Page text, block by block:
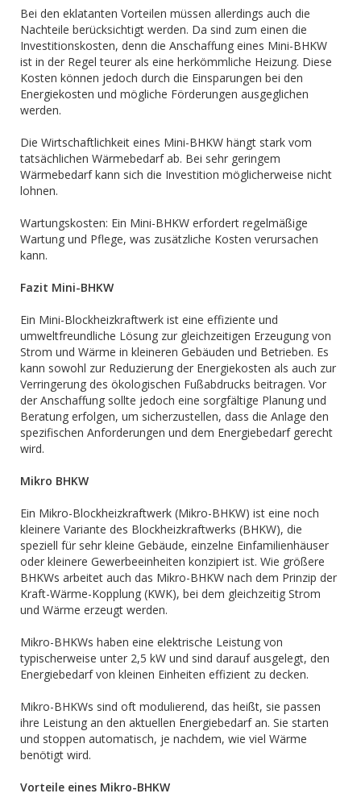
Bei den eklatanten Vorteilen müssen allerdings auch die
Nachteile berücksichtigt werden. Da sind zum einen die
Investitionskosten, denn die Anschaffung eines Mini-BHKW
ist in der Regel teurer als eine herkömmliche Heizung. Diese
Kosten können jedoch durch die Einsparungen bei den
Energiekosten und mögliche Förderungen ausgeglichen
werden.
Die Wirtschaftlichkeit eines Mini-BHKW hängt stark vom
tatsächlichen Wärmebedarf ab. Bei sehr geringem
Wärmebedarf kann sich die Investition möglicherweise nicht
lohnen.
Wartungskosten: Ein Mini-BHKW erfordert regelmäßige
Wartung und Pflege, was zusätzliche Kosten verursachen
kann.
Fazit Mini-BHKW
Ein Mini-Blockheizkraftwerk ist eine effiziente und
umweltfreundliche Lösung zur gleichzeitigen Erzeugung von
Strom und Wärme in kleineren Gebäuden und Betrieben. Es
kann sowohl zur Reduzierung der Energiekosten als auch zur
Verringerung des ökologischen Fußabdrucks beitragen. Vor
der Anschaffung sollte jedoch eine sorgfältige Planung und
Beratung erfolgen, um sicherzustellen, dass die Anlage den
spezifischen Anforderungen und dem Energiebedarf gerecht
wird.
Mikro BHKW
Ein Mikro-Blockheizkraftwerk (Mikro-BHKW) ist eine noch
kleinere Variante des Blockheizkraftwerks (BHKW), die
speziell für sehr kleine Gebäude, einzelne Einfamilienhäuser
oder kleinere Gewerbeeinheiten konzipiert ist. Wie größere
BHKWs arbeitet auch das Mikro-BHKW nach dem Prinzip der
Kraft-Wärme-Kopplung (KWK), bei dem gleichzeitig Strom
und Wärme erzeugt werden.
Mikro-BHKWs haben eine elektrische Leistung von
typischerweise unter 2,5 kW und sind darauf ausgelegt, den
Energiebedarf von kleinen Einheiten effizient zu decken.
Mikro-BHKWs sind oft modulierend, das heißt, sie passen
ihre Leistung an den aktuellen Energiebedarf an. Sie starten
und stoppen automatisch, je nachdem, wie viel Wärme
benötigt wird.
Vorteile eines Mikro-BHKW